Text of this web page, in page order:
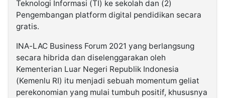
Teknologi Informasi (TI) ke sekolah dan (2)
Pengembangan platform digital pendidikan secara
gratis.
INA-LAC Business Forum 2021 yang berlangsung
secara hibrida dan diselenggarakan oleh
Kementerian Luar Negeri Republik Indonesia
(Kemenlu RI) itu menjadi sebuah momentum geliat
perekonomian yang mulai tumbuh positif, khususnya